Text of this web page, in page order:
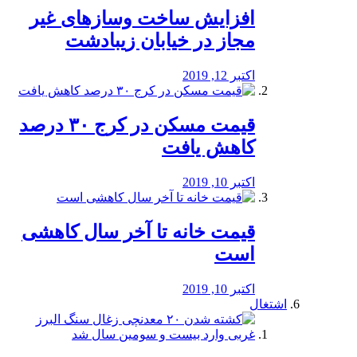
افزایش ساخت وسازهای غیر
مجاز در خیابان زیبادشت
اکتبر 12, 2019
️قیمت مسکن در کرج ۳۰ درصد
کاهش یافت
اکتبر 10, 2019
قیمت خانه تا آخر سال کاهشی
است
اکتبر 10, 2019
اشتغال